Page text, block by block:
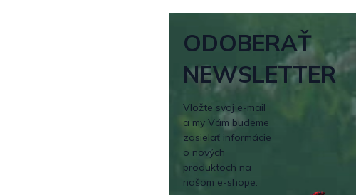
ODOBERAŤ
NEWSLETTER
Vložte svoj e-mail
a my Vám budeme
zasielať informácie
o nových
produktoch na
našom e-shope.